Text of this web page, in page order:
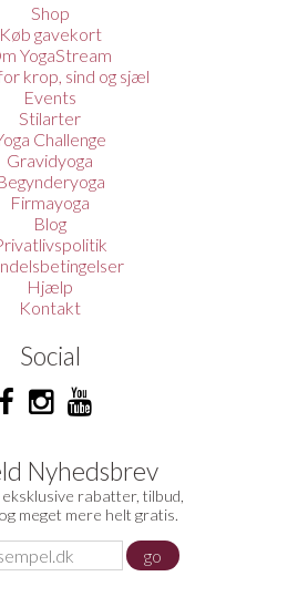
Shop
Køb gavekort
YogaStream
krop, sind og sjæl
Events
Stilarter
Challenge
Gravidyoga
Firmayoga
Blog
Hjælp
Kontakt
Social
Nyhedsbrev
eksklusive rabatter, tilbud,
meget mere helt gratis.